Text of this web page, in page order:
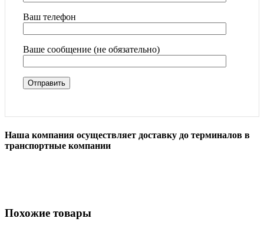
Ваш телефон
Ваше сообщение (не обязательно)
Наша компания осуществляет доставку до терминалов в
транспортные компании
Похожие товары